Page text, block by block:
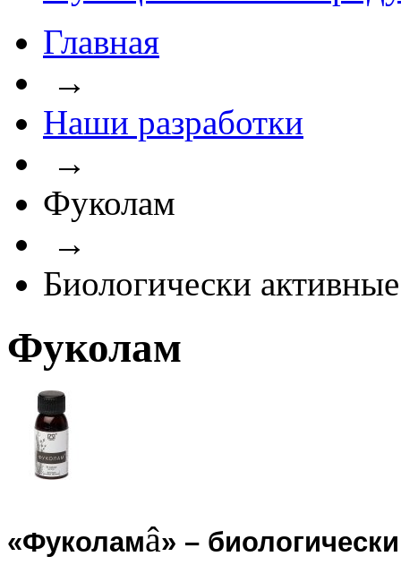
Главная
→
Наши разработки
→
Фуколам
→
Биологически
Фуколам
«Фуколамâ» –